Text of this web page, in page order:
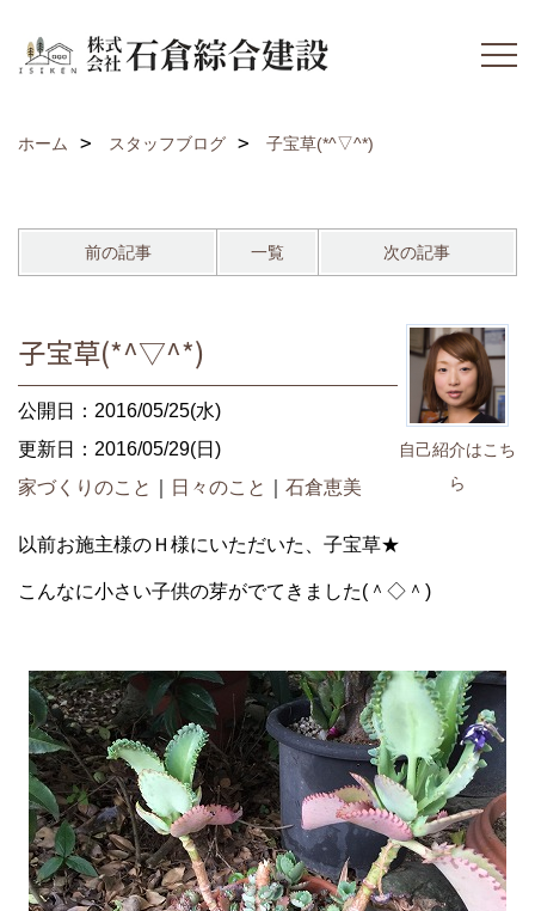
ホーム スタッフブログ 子宝草(*^▽^*)
前の記事 一覧 次の記事
自己紹介はこち
ら
子宝草(*^▽^*)
公開日：2016/05/25(水)
更新日：2016/05/29(日)
家づくりのこと
日々のこと 石倉恵美
以前お施主様のＨ様にいただいた、子宝草★
こんなに小さい子供の芽がでてきました(＾◇＾)